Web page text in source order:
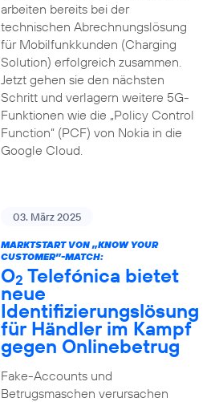
arbeiten bereits bei der
technischen Abrechnungslösung
für Mobilfunkkunden (Charging
Solution) erfolgreich zusammen.
Jetzt gehen sie den nächsten
Schritt und verlagern weitere 5G-
Funktionen wie die „Policy Control
Function“ (PCF) von Nokia in die
Google Cloud.
03. März 2025
MARKTSTART VON „KNOW YOUR
CUSTOMER”-MATCH:
O2 Telefónica bietet
neue
Identifizierungslösung
für Händler im Kampf
gegen Onlinebetrug
Fake-Accounts und
Betrugsmaschen verursachen